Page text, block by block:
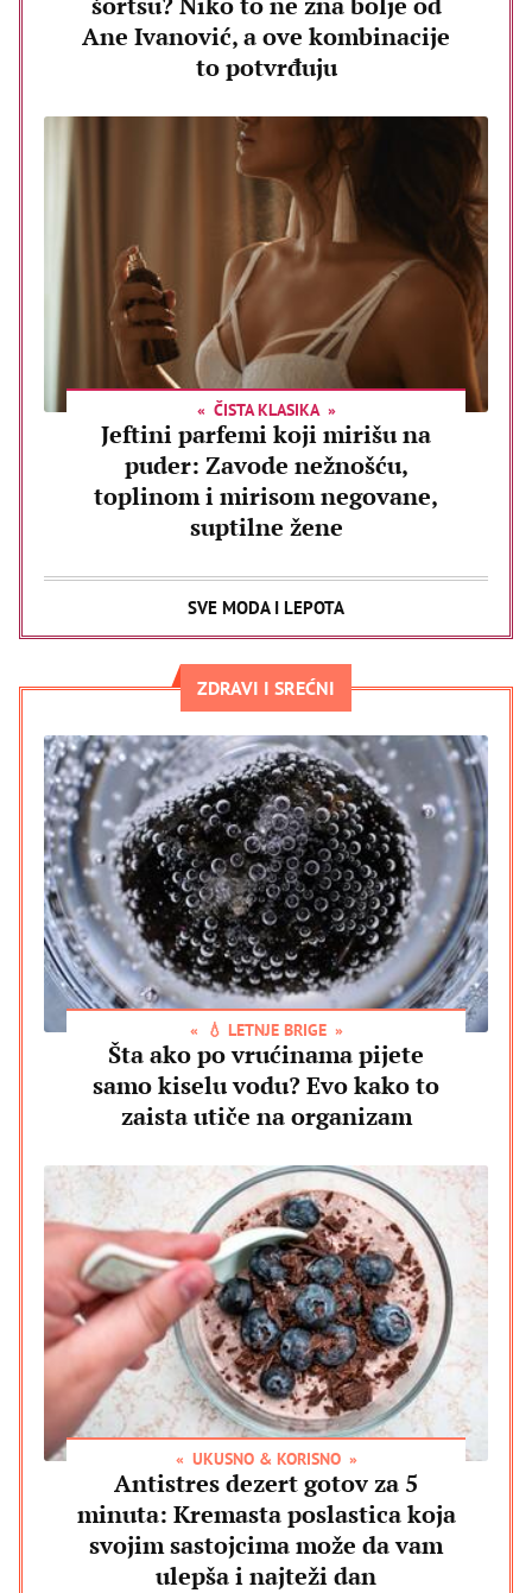
Ane Ivanović, a ove kombinacije
to potvrđuju
ČISTA KLASIKA
Jeftini parfemi koji mirišu na
puder: Zavode nežnošću,
toplinom i mirisom negovane,
suptilne žene
SVE MODA I LEPOTA
ZDRAVI I SREĆNI
💧 LETNJE BRIGE
Šta ako po vrućinama pijete
samo kiselu vodu? Evo kako to
zaista utiče na organizam
UKUSNO & KORISNO
Antistres dezert gotov za 5
minuta: Kremasta poslastica koja
svojim sastojcima može da vam
ulepša i najteži dan